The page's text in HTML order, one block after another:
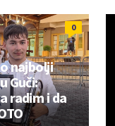
0
najbolji
Guči:
radim i da